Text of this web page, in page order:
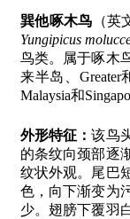
巽他啄木鸟 （英
Yungipicus
鸟类。属于啄木
来半岛、Greater
Malaysia和
外形特征：该鸟
的条纹向颈部逐
纹状外观。尾巴
色，向下渐变为
少。翅膀下覆羽